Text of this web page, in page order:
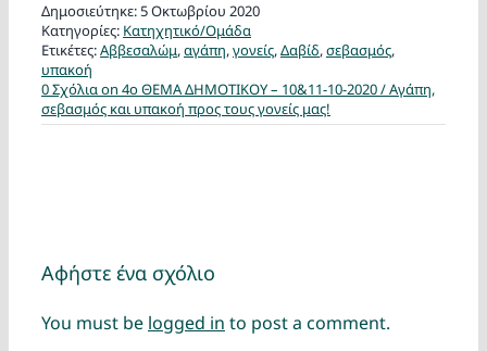
Δημοσιεύτηκε: 5 Οκτωβρίου 2020
Κατηγορίες: Κατηχητικό/Ομάδα
Ετικέτες:Αββεσαλώμ,αγάπη,γονείς,Δαβίδ,σεβασμός,
υπακοή
0 Σχόλιαon 4ο ΘΕΜΑ ΔΗΜΟΤΙΚΟΥ – 10&11-10-2020 / Αγάπη,
σεβασμός και υπακοή προς τους γονείς μας!
Αφήστε ένα σχόλιο
You must be logged in to post a comment.